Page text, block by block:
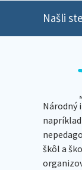
Našli
Národný
škôl a